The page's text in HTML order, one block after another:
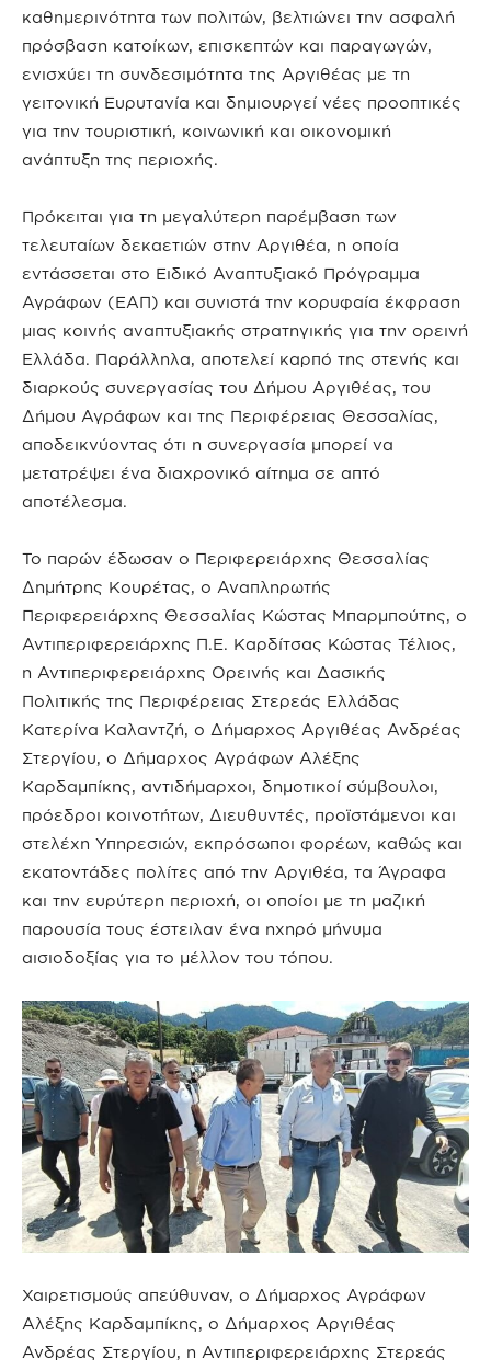
καθημερινότητα των πολιτών, βελτιώνει την ασφαλή
πρόσβαση κατοίκων, επισκεπτών και παραγωγών,
ενισχύει τη συνδεσιμότητα της Αργιθέας με τη
γειτονική Ευρυτανία και δημιουργεί νέες προοπτικές
για την τουριστική, κοινωνική και οικονομική
ανάπτυξη της περιοχής.
Πρόκειται για τη μεγαλύτερη παρέμβαση των
τελευταίων δεκαετιών στην Αργιθέα, η οποία
εντάσσεται στο Ειδικό Αναπτυξιακό Πρόγραμμα
Αγράφων (ΕΑΠ) και συνιστά την κορυφαία έκφραση
μιας κοινής αναπτυξιακής στρατηγικής για την ορεινή
Ελλάδα. Παράλληλα, αποτελεί καρπό της στενής και
διαρκούς συνεργασίας του Δήμου Αργιθέας, του
Δήμου Αγράφων και της Περιφέρειας Θεσσαλίας,
αποδεικνύοντας ότι η συνεργασία μπορεί να
μετατρέψει ένα διαχρονικό αίτημα σε απτό
αποτέλεσμα.
Το παρών έδωσαν ο Περιφερειάρχης Θεσσαλίας
Δημήτρης Κουρέτας, ο Αναπληρωτής
Περιφερειάρχης Θεσσαλίας Κώστας Μπαρμπούτης, ο
Αντιπεριφερειάρχης Π.Ε. Καρδίτσας Κώστας Τέλιος,
η Αντιπεριφερειάρχης Ορεινής και Δασικής
Πολιτικής της Περιφέρειας Στερεάς Ελλάδας
Κατερίνα Καλαντζή, ο Δήμαρχος Αργιθέας Ανδρέας
Στεργίου, ο Δήμαρχος Αγράφων Αλέξης
Καρδαμπίκης, αντιδήμαρχοι, δημοτικοί σύμβουλοι,
πρόεδροι κοινοτήτων, Διευθυντές, προϊστάμενοι και
στελέχη Υπηρεσιών, εκπρόσωποι φορέων, καθώς και
εκατοντάδες πολίτες από την Αργιθέα, τα Άγραφα
και την ευρύτερη περιοχή, οι οποίοι με τη μαζική
παρουσία τους έστειλαν ένα ηχηρό μήνυμα
αισιοδοξίας για το μέλλον του τόπου.
Χαιρετισμούς απεύθυναν, ο Δήμαρχος Αγράφων
Αλέξης Καρδαμπίκης, ο Δήμαρχος Αργιθέας
Ανδρέας Στεργίου, η Αντιπεριφερειάρχης Στερεάς